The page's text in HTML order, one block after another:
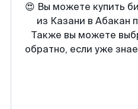
😍 Вы можете купить
из Казани в Абакан
Также вы можете
обратно, если уже